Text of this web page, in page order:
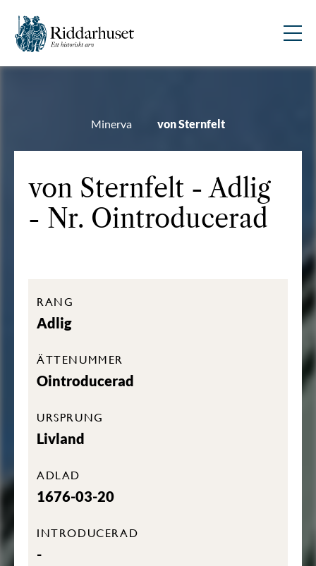
Minerva von Sternfelt
von Sternfelt - Adlig
- Nr. Ointroducerad
RANG
Adlig
ÄTTENUMMER
Ointroducerad
URSPRUNG
Livland
ADLAD
1676-03-20
INTRODUCERAD
-